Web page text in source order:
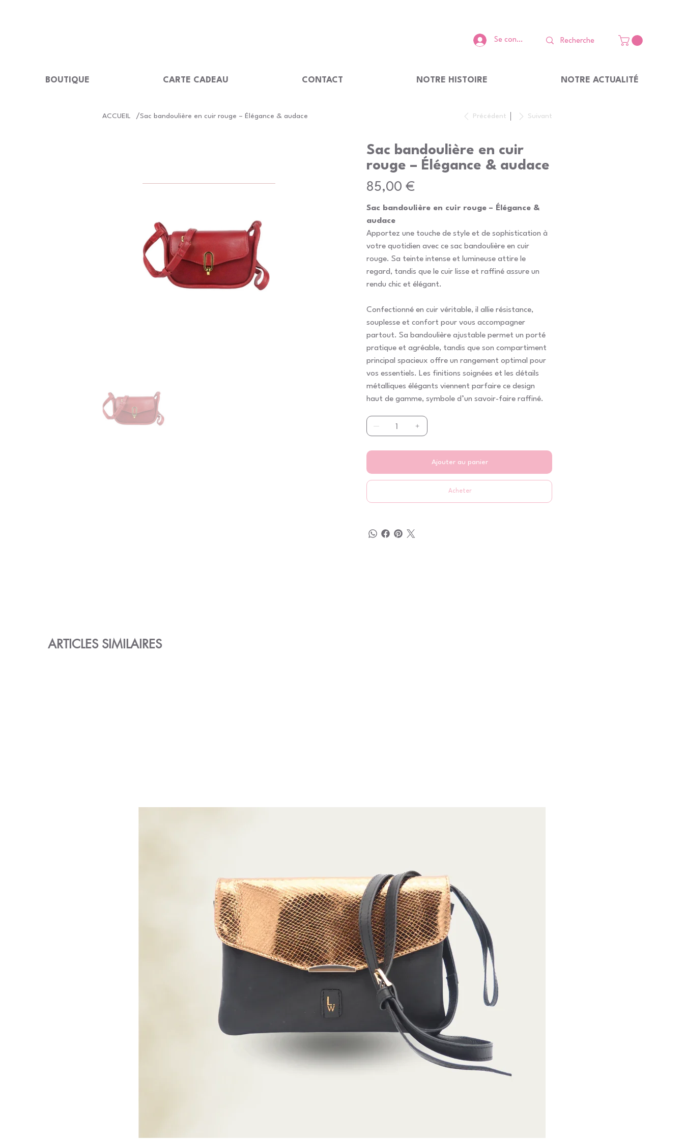
Se connecter
BOUTIQUE CARTE CADEAU CONTACT NOTRE HISTOIRE NOTRE ACTUALITÉ
ACCUEIL /Sac bandoulière en cuir rouge – Élégance & audace Précédent Suivant
Sac bandoulière en cuir
rouge – Élégance & audace
Prix
85,00 €
Sac bandoulière en cuir rouge – Élégance &
audace
Apportez une touche de style et de sophistication à
votre quotidien avec ce sac bandoulière en cuir
rouge. Sa teinte intense et lumineuse attire le
regard, tandis que le cuir lisse et raffiné assure un
rendu chic et élégant.
Confectionné en cuir véritable, il allie résistance,
souplesse et confort pour vous accompagner
partout. Sa bandoulière ajustable permet un porté
pratique et agréable, tandis que son compartiment
principal spacieux offre un rangement optimal pour
vos essentiels. Les finitions soignées et les détails
métalliques élégants viennent parfaire ce design
haut de gamme, symbole d’un savoir-faire raffiné.
Ajouter au panier
Acheter
ARTICLES SIMILAIRES